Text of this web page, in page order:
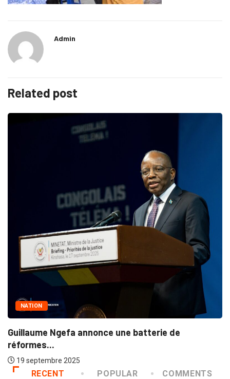
Admin
Related post
NATION
Ngefa annonce une batterie de
19 septembre 2025
RECENT POPULAR COMMENTS